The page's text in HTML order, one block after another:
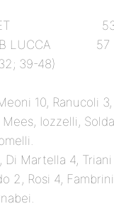
BASKET
LUCCA 57
39-48)
10, Ranucoli
Iozzelli,
Di Martella 4, Triani
2, Rosi 4,